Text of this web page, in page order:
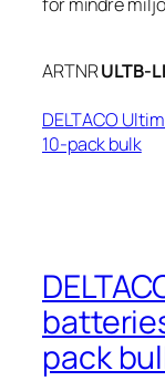
ARTNRULTB-
DELTACO
10-pack bulk
pack